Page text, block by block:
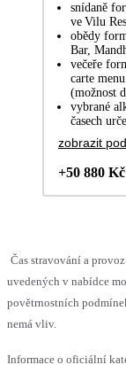
snídaně
ve Vilu
obědy
Bar,
večeře
carte
(možnost
vybrané
časech
zobrazit
+50 880
Čas stravování a
uvedených v nabídce
povětrnostních
nemá vliv.
Informace o oficiální